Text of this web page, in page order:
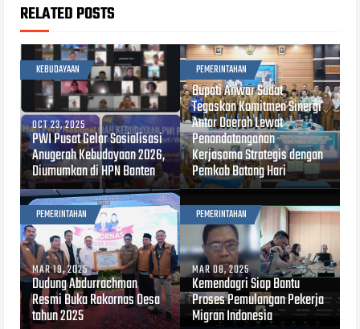
RELATED POSTS
KEBUDAYAAN
OCT 23, 2025
PWI Pusat Gelar Sosialisasi
Anugerah Kebudayaan 2026,
Diumumkan di HPN Banten
PEMERINTAHAN
JUL 15, 2025
Bupati Anwar Sadat
Tegaskan Komitmen Sinergi
Antar Daerah Lewat
Penandatanganan
Kerjasama Strategis dengan
Pemkab Batang Hari
PEMERINTAHAN
MAR 19, 2025
Dudung Abdurrachman
Resmi Buka Rakornas Desa
tahun 2025
PEMERINTAHAN
MAR 08, 2025
Kemendagri Siap Bantu
Proses Pemulangan Pekerja
Migran Indonesia